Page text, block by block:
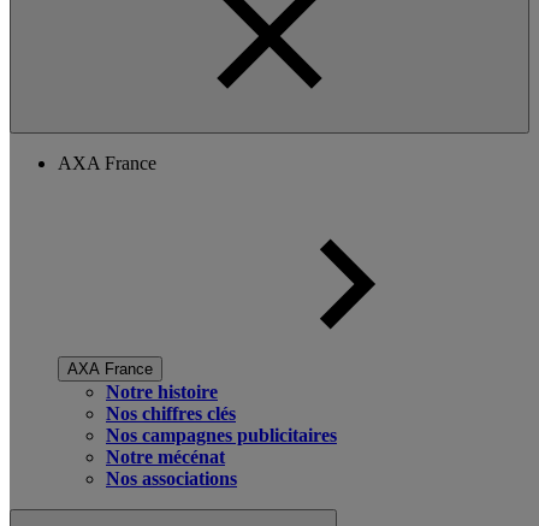
AXA France
AXA France
Notre histoire
Nos chiffres clés
Nos campagnes publicitaires
Notre mécénat
Nos associations